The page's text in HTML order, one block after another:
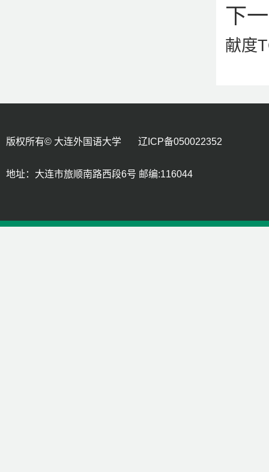
下
献度
版权所有© 大连外国语大学 辽ICP备050022352
地址：大连市旅顺南路西段6号 邮编:116044